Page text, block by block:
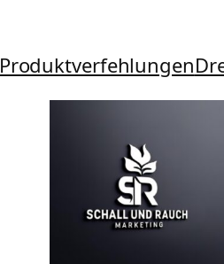
Produktverfehlungen